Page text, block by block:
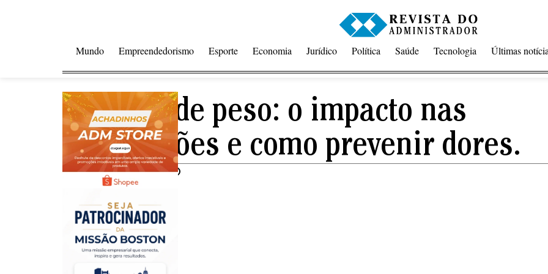
Mundo Empreendedorismo Esporte Economia Jurídico Política Saúde Tecnologia Últimas
Excesso de peso: o impacto nas
articulações e como prevenir dores.
Compartilhar notícia